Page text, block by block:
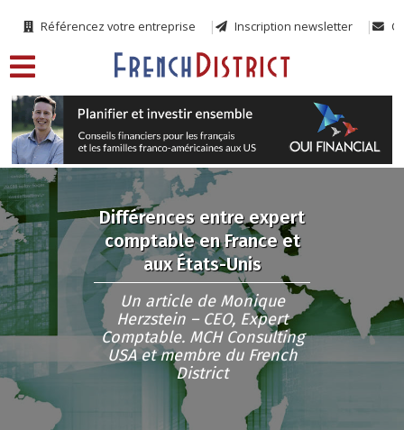
Référencez votre entreprise Inscription newsletter
Différences entre expert
comptable en France et
aux États-Unis
Un article de Monique
Herzstein – CEO, Expert
Comptable. MCH Consulting
USA et membre du French
District